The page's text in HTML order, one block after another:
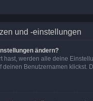
und -einstellungen
ändern?
hast, werden alle deine
deinen Benutzernamen klickst.